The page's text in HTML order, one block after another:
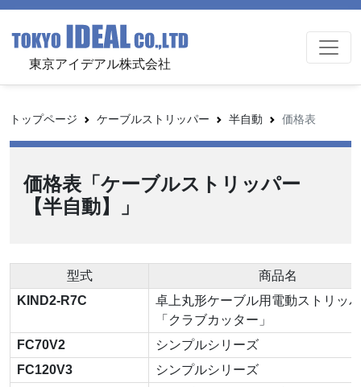
東京アイデアル株式会社
トップページ ケーブルストリッパー 半自動 価格表
価格表「ケーブルストリッパー
【半自動】」
型式
商品名
KIND2-R7C
卓上丸形ケーブル用電動ストリッ
「クラブカッター」
FC70V2
シンプルシリーズ
FC120V3
シンプルシリーズ